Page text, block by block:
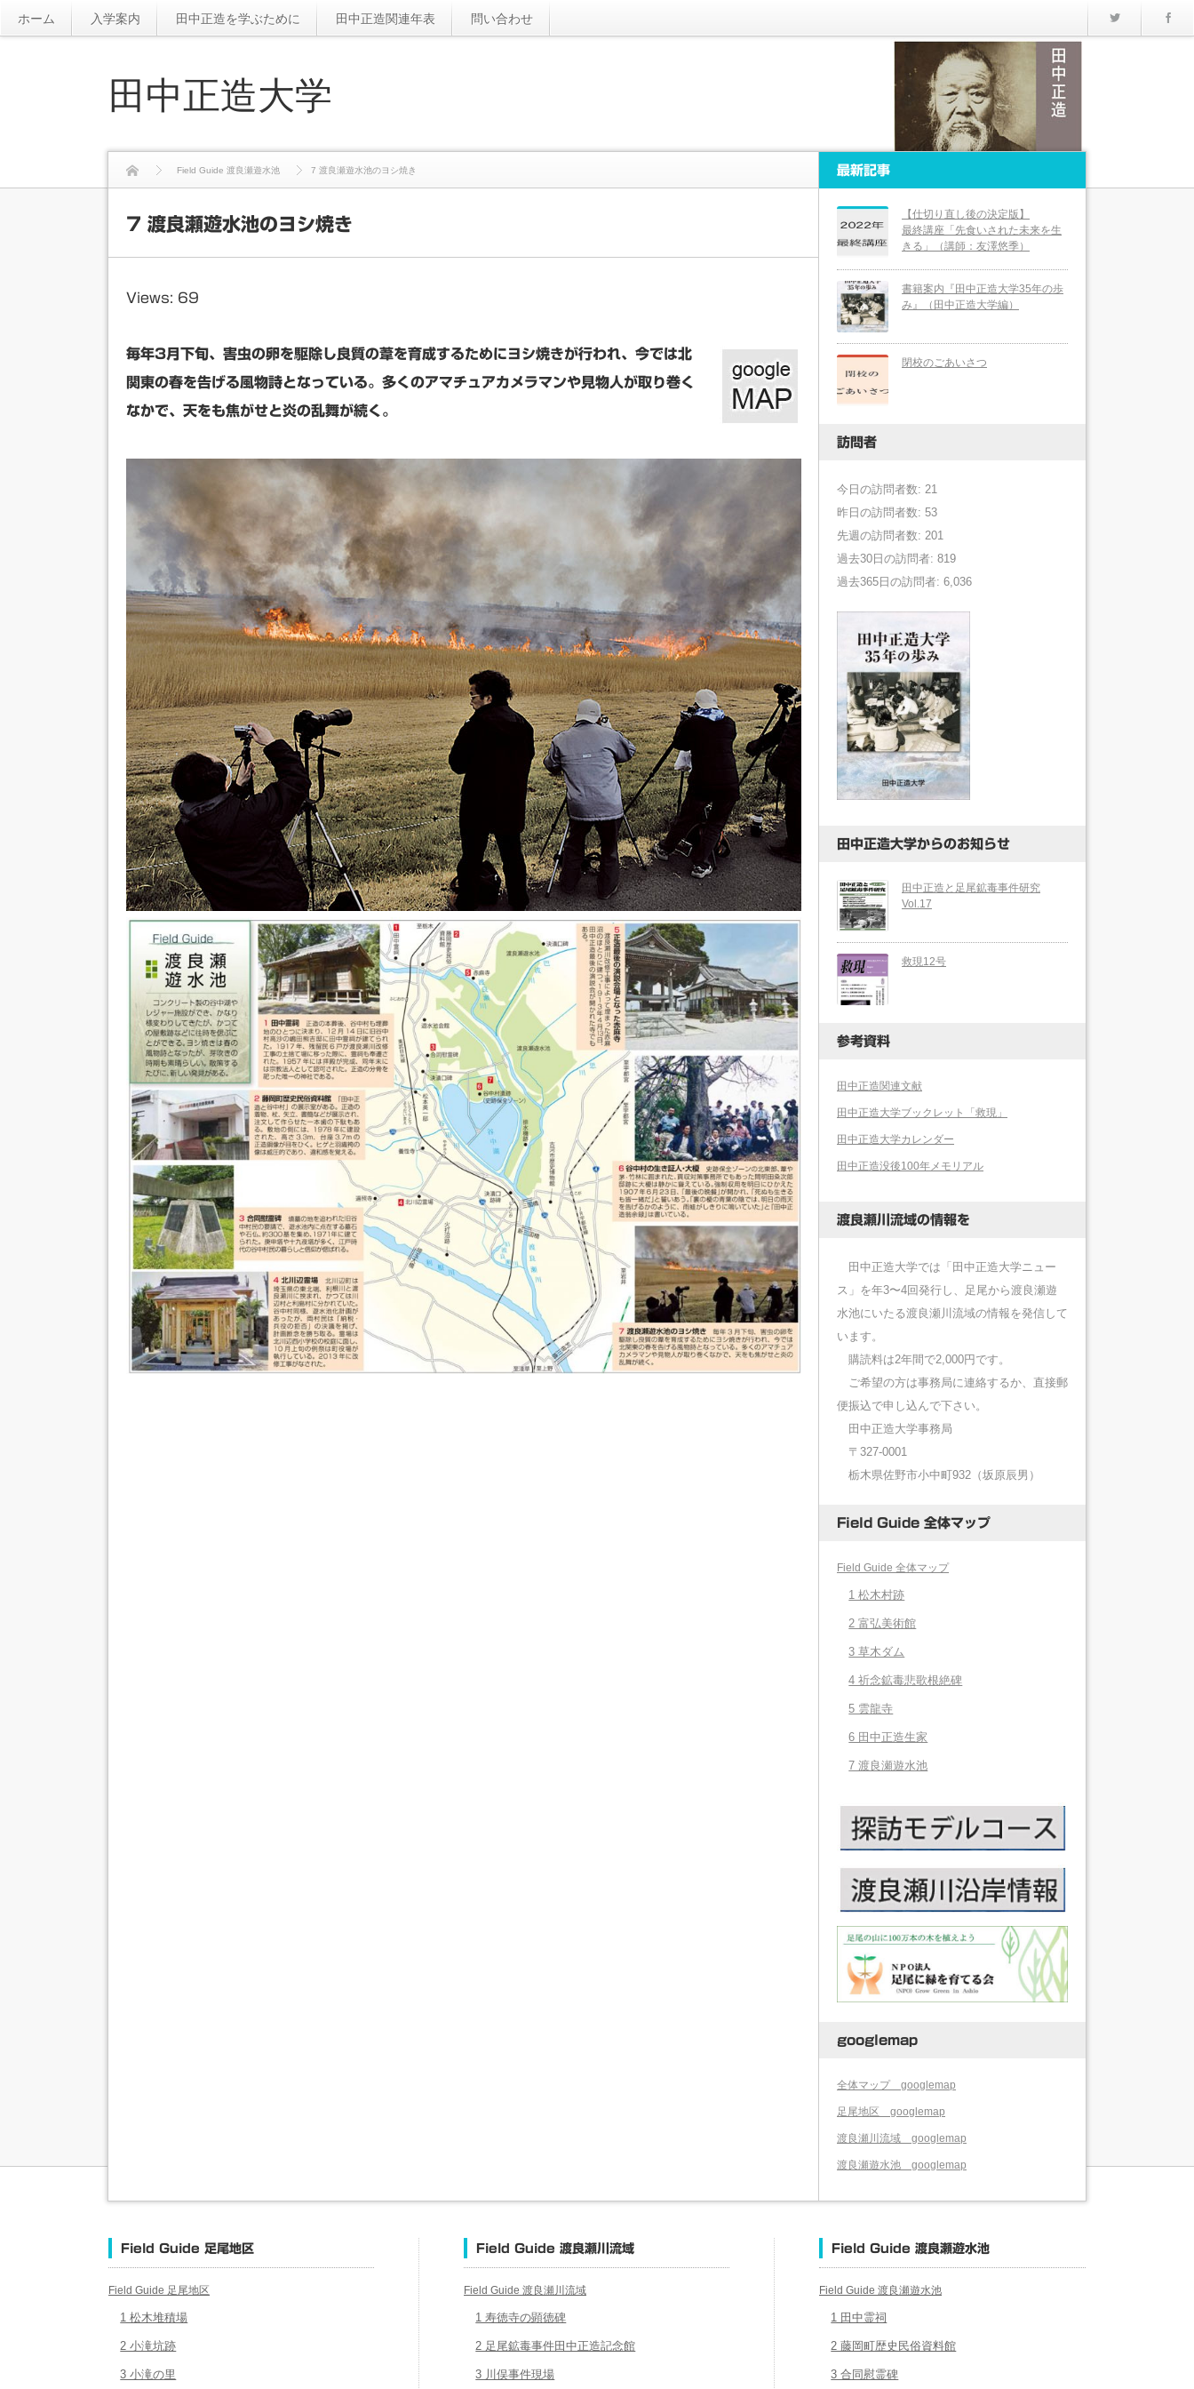
ホーム 入学案内 田中正造を学ぶために 田中正造関連年表 問い合わせ
田中正造大学
Field Guide 渡良瀬遊水池 7 渡良瀬遊水池のヨシ焼き
7 渡良瀬遊水池のヨシ焼き
Views: 69
毎年3月下旬、害虫の卵を駆除し良質の葦を育成するためにヨシ焼きが行われ、今では北
関東の春を告げる風物詩となっている。多くのアマチュアカメラマンや見物人が取り巻く
なかで、天をも焦がせと炎の乱舞が続く。
最新記事
【仕切り直し後の決定版】
最終講座「先食いされた未来を生
きる」（講師：友澤悠季）
書籍案内『田中正造大学35年の歩
み』（田中正造大学編）
閉校のごあいさつ
訪問者
今日の訪問者数: 21
昨日の訪問者数: 53
先週の訪問者数: 201
過去30日の訪問者: 819
過去365日の訪問者: 6,036
田中正造大学からのお知らせ
田中正造と足尾鉱毒事件研究
Vol.17
救現12号
参考資料
田中正造関連文献
田中正造大学ブックレット「救現」
田中正造大学カレンダー
田中正造没後100年メモリアル
渡良瀬川流域の情報を
田中正造大学では「田中正造大学ニュー
ス」を年3〜4回発行し、足尾から渡良瀬遊
水池にいたる渡良瀬川流域の情報を発信して
います。
購読料は2年間で2,000円です。
ご希望の方は事務局に連絡するか、直接郵
便振込で申し込んで下さい。
田中正造大学事務局
〒327-0001
栃木県佐野市小中町932（坂原辰男）
Field Guide 全体マップ
Field Guide 全体マップ
1 松木村跡
2 富弘美術館
3 草木ダム
4 祈念鉱毒悲歌根絶碑
5 雲龍寺
6 田中正造生家
7 渡良瀬遊水池
googlemap
全体マップ googlemap
足尾地区 googlemap
渡良瀬川流域 googlemap
渡良瀬遊水池 googlemap
Field Guide 足尾地区
Field Guide 足尾地区
1 松木堆積場
2 小滝坑跡
3 小滝の里
Field Guide 渡良瀬川流域
Field Guide 渡良瀬川流域
1 寿徳寺の顕徳碑
2 足尾鉱毒事件田中正造記念館
3 川俣事件現場
Field Guide 渡良瀬遊水池
Field Guide 渡良瀬遊水池
1 田中霊祠
2 藤岡町歴史民俗資料館
3 合同慰霊碑